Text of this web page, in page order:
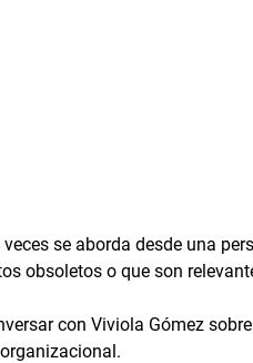
se aborda desde una
obsoletos o que son
con Viviola Gómez